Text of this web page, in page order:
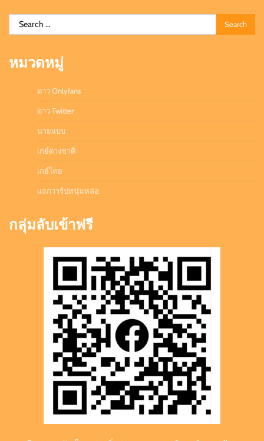
Search
for:
หมวดหมู่
ดาว Onlyfans
ดาว Twitter
นายแบบ
เกย์ต่างชาติ
เกย์ไทย
แจกวาร์ปหนุ่มหล่อ
กลุ่มลับเข้าฟรี